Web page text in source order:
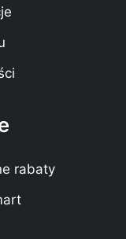
rabaty